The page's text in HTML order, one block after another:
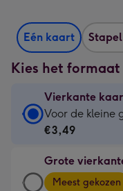
Eén kaart
Kies het formaat
Vierkante
Vierkante
kaart
€3,49
-
Voor de kleine
€3,49
Grote
Grote
Meest gekozen